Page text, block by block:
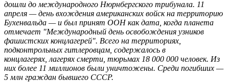
дошли до международного Нюрнбергского трибунала. 11
апреля — день вхождения американских войск на территорию
Бухенвальда — и был принят ООН как дата, когда планета
отмечает "Международный день освобождения узников
фашистских концлагерей". Всего на территориях,
подконтрольных гитлеровцам, содержалось в
концлагерях, лагерях смерти, тюрьмах 18 000 000 человек. Из
них более 11 миллионов были уничтожены. Среди погибших —
5 млн граждан бывшего СССР.